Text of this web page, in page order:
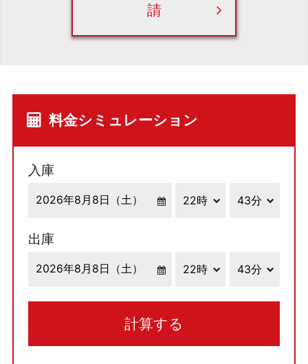
請
料金シミュレーション
入庫
出庫
計算する